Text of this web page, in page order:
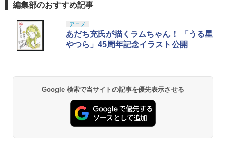
編集部のおすすめ記事
アニメ
あだち充氏が描くラムちゃん！ 「うる星
やつら」45周年記念イラスト公開
Google 検索で当サイトの記事を優先表示させる